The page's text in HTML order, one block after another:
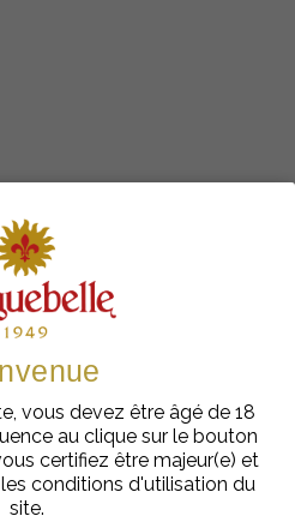
vous devez être âgé de 18
au clique sur le bouton
certifiez être majeur(e) et
conditions d'utilisation du
site.